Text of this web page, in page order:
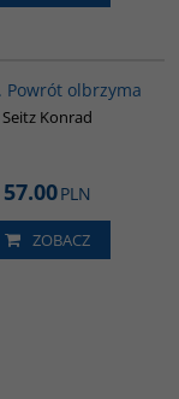
Powrót olbrzyma
Seitz Konrad
57.00PLN
ZOBACZ